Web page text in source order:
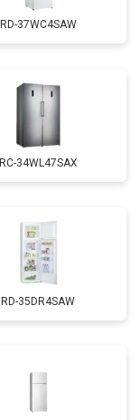
RD-37WC4SAW
RС-34WL47SAX
RD-35DR4SAW